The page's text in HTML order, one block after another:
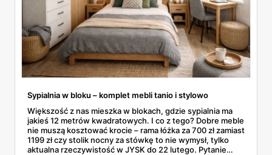
Sypialnia w bloku – komplet mebli tanio i stylowo
Większość z nas mieszka w blokach, gdzie sypialnia ma
jakieś 12 metrów kwadratowych. I co z tego? Dobre meble
nie muszą kosztować krocie – rama łóżka za 700 zł zamiast
1199 zł czy stolik nocny za stówkę to nie wymysł, tylko
aktualna rzeczywistość w JYSK do 22 lutego. Pytanie